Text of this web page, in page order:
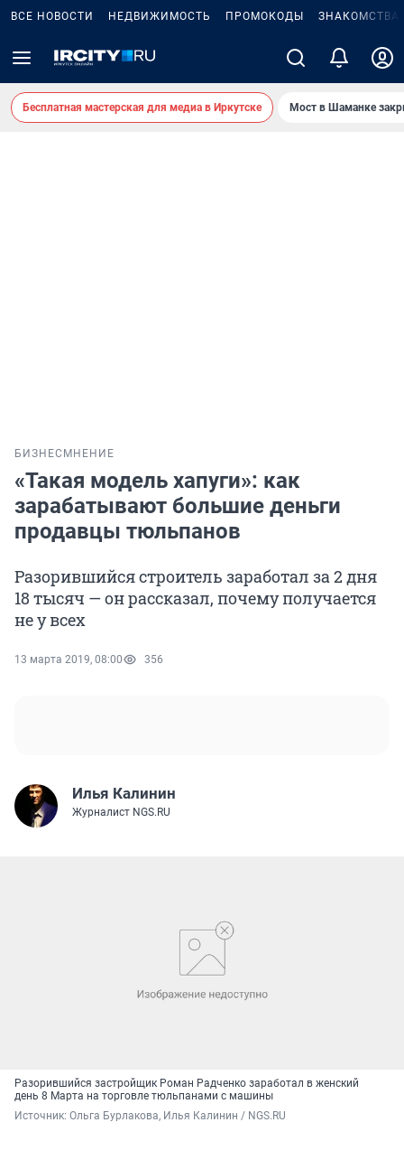
ВСЕ НОВОСТИ НЕДВИЖИМОСТЬ ПРОМОКОДЫ ЗНАКОМСТВА
Бесплатная мастерская для медиа в Иркутске Мост в Шаманке
БИЗНЕС МНЕНИЕ
«Такая модель хапуги»: как
зарабатывают большие деньги
продавцы тюльпанов
Разорившийся строитель заработал за 2 дня
18 тысяч — он рассказал, почему получается
не у всех
13 марта 2019, 08:00 356
Илья Калинин
Журналист NGS.RU
Разорившийся застройщик Роман Радченко заработал в женский
день 8 Марта на торговле тюльпанами с машины
Источник: Ольга Бурлакова, Илья Калинин / NGS.RU